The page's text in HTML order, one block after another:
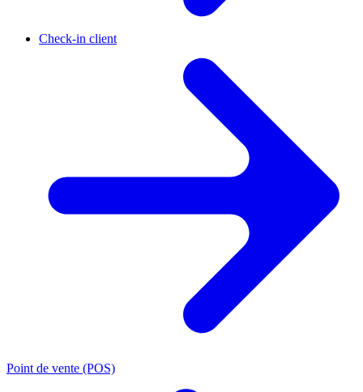
Check-in client
Point de vente (POS)